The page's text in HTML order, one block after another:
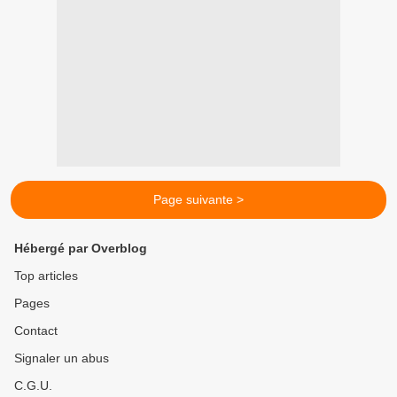
Page suivante >
Hébergé par Overblog
Top articles
Pages
Contact
Signaler un abus
C.G.U.